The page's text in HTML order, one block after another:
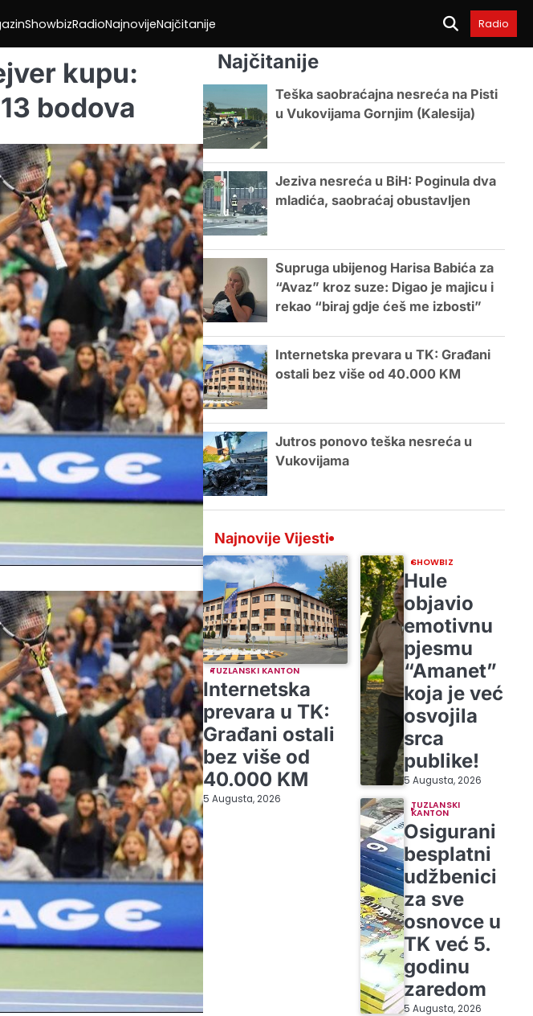
ShowbizRadioNajnovijeNajčitanije Radio
kupu:
bodova
Najčitanije
Teška saobraćajna nesreća na Pisti
u Vukovijama Gornjim (Kalesija)
Jeziva nesreća u BiH: Poginula dva
mladića, saobraćaj obustavljen
Supruga ubijenog Harisa Babića za
“Avaz” kroz suze: Digao je majicu i
rekao “biraj gdje ćeš me izbosti”
Internetska prevara u TK: Građani
ostali bez više od 40.000 KM
Jutros ponovo teška nesreća u
Vukovijama
Najnovije Vijesti
TUZLANSKI KANTON
Internetska
prevara u TK:
Građani ostali
bez više od
40.000 KM
5 Augusta, 2026
SHOWBIZ
Hule
objavio
emotivnu
pjesmu
“Amanet”
koja je već
osvojila
srca
publike!
5 Augusta, 2026
TUZLANSKI
KANTON
Osigurani
besplatni
udžbenici
za sve
osnovce u
TK već 5.
godinu
zaredom
5 Augusta, 2026